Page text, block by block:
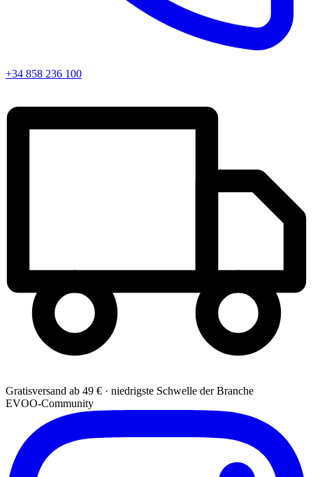
+34 858 236 100
Gratisversand ab 49 € · niedrigste Schwelle der Branche
EVOO-Community